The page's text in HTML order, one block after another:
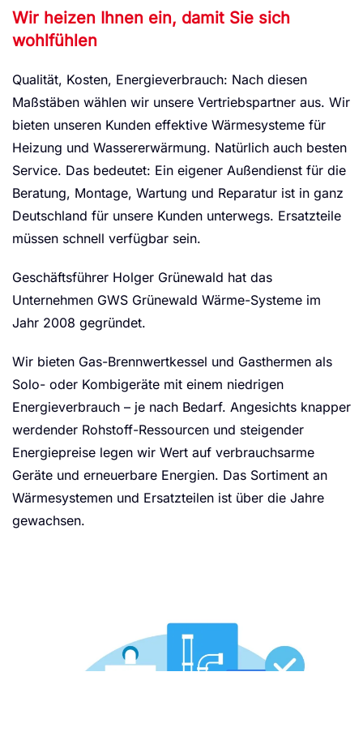
Wir heizen Ihnen ein, damit Sie sich
wohlfühlen
Qualität, Kosten, Energieverbrauch: Nach diesen
Maßstäben wählen wir unsere Vertriebspartner aus. Wir
bieten unseren Kunden effektive Wärmesysteme für
Heizung und Wassererwärmung. Natürlich auch besten
Service. Das bedeutet: Ein eigener Außendienst für die
Beratung, Montage, Wartung und Reparatur ist in ganz
Deutschland für unsere Kunden unterwegs. Ersatzteile
müssen schnell verfügbar sein.
Geschäftsführer Holger Grünewald hat das
Unternehmen GWS Grünewald Wärme-Systeme im
Jahr 2008 gegründet.
Wir bieten Gas-Brennwertkessel und Gasthermen als
Solo- oder Kombigeräte mit einem niedrigen
Energieverbrauch – je nach Bedarf. Angesichts knapper
werdender Rohstoff-Ressourcen und steigender
Energiepreise legen wir Wert auf verbrauchsarme
Geräte und erneuerbare Energien. Das Sortiment an
Wärmesystemen und Ersatzteilen ist über die Jahre
gewachsen.